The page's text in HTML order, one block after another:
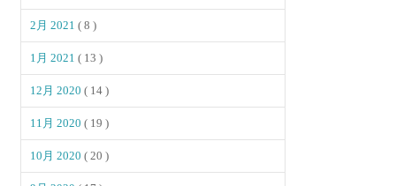
2月 2021( 8 )
1月 2021( 13 )
12月 2020( 14 )
11月 2020( 19 )
10月 2020( 20 )